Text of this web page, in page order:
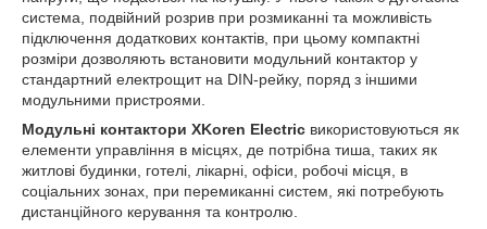
система, подвійний розрив при розмиканні та можливість
підключення додаткових контактів, при цьому компактні
розміри дозволяють встановити модульний контактор у
стандартний електрощит на DIN-рейку, поряд з іншими
модульними пристроями.
Модульні контактори XKoren Electric використовуються як
елементи управління в місцях, де потрібна тиша, таких як
житлові будинки, готелі, лікарні, офіси, робочі місця, в
соціальних зонах, при перемиканні систем, які потребують
дистанційного керування та контролю.